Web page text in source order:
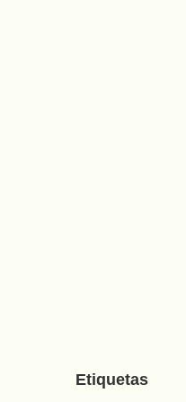
Etiquetas